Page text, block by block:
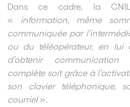
Dans ce cadre, la CNIL
«
information, même
communiquée par
ou du téléopérateur, en lui
d’obtenir communication
complète soit grâce à
son clavier téléphonique,
courriel»